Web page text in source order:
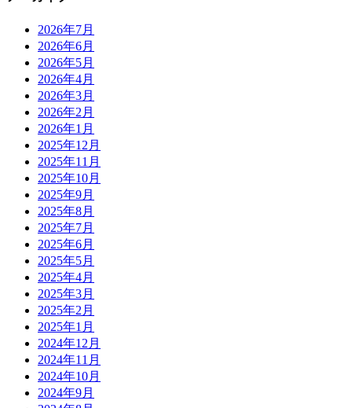
2026年7月
2026年6月
2026年5月
2026年4月
2026年3月
2026年2月
2026年1月
2025年12月
2025年11月
2025年10月
2025年9月
2025年8月
2025年7月
2025年6月
2025年5月
2025年4月
2025年3月
2025年2月
2025年1月
2024年12月
2024年11月
2024年10月
2024年9月